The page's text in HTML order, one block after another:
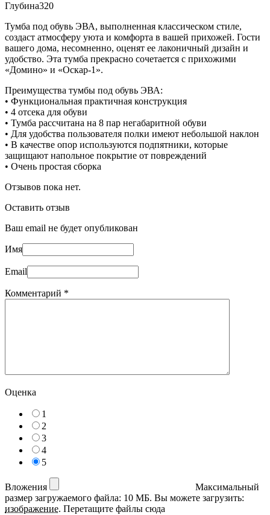
Глубина320
Тумба под обувь ЭВА, выполненная классическом стиле,
создаст атмосферу уюта и комфорта в вашей прихожей. Гости
вашего дома, несомненно, оценят ее лаконичный дизайн и
удобство. Эта тумба прекрасно сочетается с прихожими
«Домино» и «Оскар-1».
Преимущества тумбы под обувь ЭВА:
• Функциональная практичная конструкция
• 4 отсека для обуви
• Тумба рассчитана на 8 пар негабаритной обуви
• Для удобства пользователя полки имеют небольшой наклон
• В качестве опор используются подпятники, которые
защищают напольное покрытие от повреждений
• Очень простая сборка
Отзывов пока нет.
Оставить отзыв
Ваш email не будет опубликован
Имя
Email
Комментарий *
Оценка
1
2
3
4
5
Вложения
Максимальный
размер загружаемого файла: 10 МБ. Вы можете загрузить:
изображение. Перетащите файлы сюда